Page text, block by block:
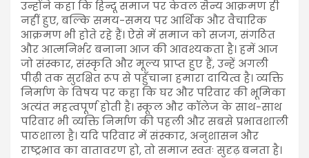
उन्होंने कहा कि हिन्दू समाज पर केवल सैन्य आक्रमण ही
नहीं हुए, बल्कि समय-समय पर आर्थिक और वैचारिक
आक्रमण भी होते रहे हैं। ऐसे में समाज को सजग, संगठित
और आत्मनिर्भर बनाना आज की आवश्यकता है। हमें आज
जो संस्कार, संस्कृति और मूल्य प्राप्त हुए हैं, उन्हें अगली
पीढ़ी तक सुरक्षित रूप से पहुँचाना हमारा दायित्व है। व्यक्ति
निर्माण के विषय पर कहा कि घर और परिवार की भूमिका
अत्यंत महत्वपूर्ण होती है। स्कूल और कॉलेज के साथ-साथ
परिवार भी व्यक्ति निर्माण की पहली और सबसे प्रभावशाली
पाठशाला है। यदि परिवार में संस्कार, अनुशासन और
राष्ट्रभाव का वातावरण हो, तो समाज स्वतः सुदृढ़ बनता है।